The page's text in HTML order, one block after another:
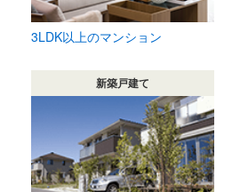
3LDK以上のマンション
新築戸建て